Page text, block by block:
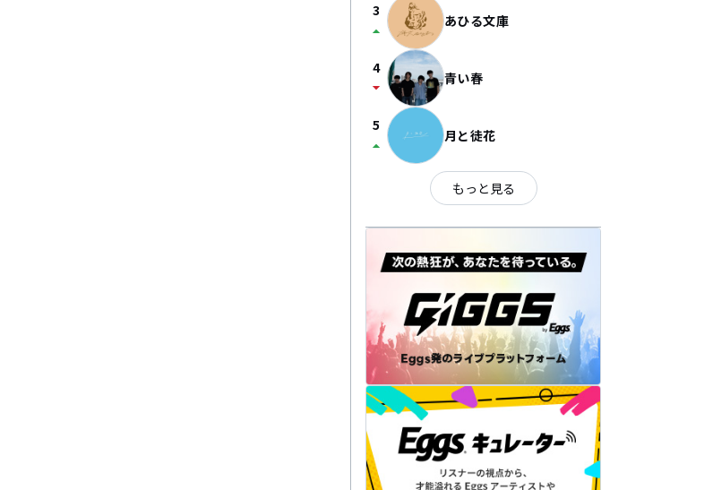
3
arrow_drop_up あひる文庫
4
arrow_drop_down 青い春
5
arrow_drop_up 月と徒花
もっと見る